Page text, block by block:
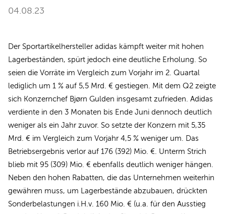
04.08.23
Der Sportartikelhersteller adidas kämpft weiter mit hohen
Lagerbeständen, spürt jedoch eine deutliche Erholung. So
seien die Vorräte im Vergleich zum Vorjahr im 2. Quartal
lediglich um 1 % auf 5,5 Mrd. € gestiegen. Mit dem Q2 zeigte
sich Konzernchef Bjørn Gulden insgesamt zufrieden. Adidas
verdiente in den 3 Monaten bis Ende Juni dennoch deutlich
weniger als ein Jahr zuvor. So setzte der Konzern mit 5,35
Mrd. € im Vergleich zum Vorjahr 4,5 % weniger um. Das
Betriebsergebnis verlor auf 176 (392) Mio. €. Unterm Strich
blieb mit 95 (309) Mio. € ebenfalls deutlich weniger hängen.
Neben den hohen Rabatten, die das Unternehmen weiterhin
gewähren muss, um Lagerbestände abzubauen, drückten
Sonderbelastungen i.H.v. 160 Mio. € (u.a. für den Ausstieg